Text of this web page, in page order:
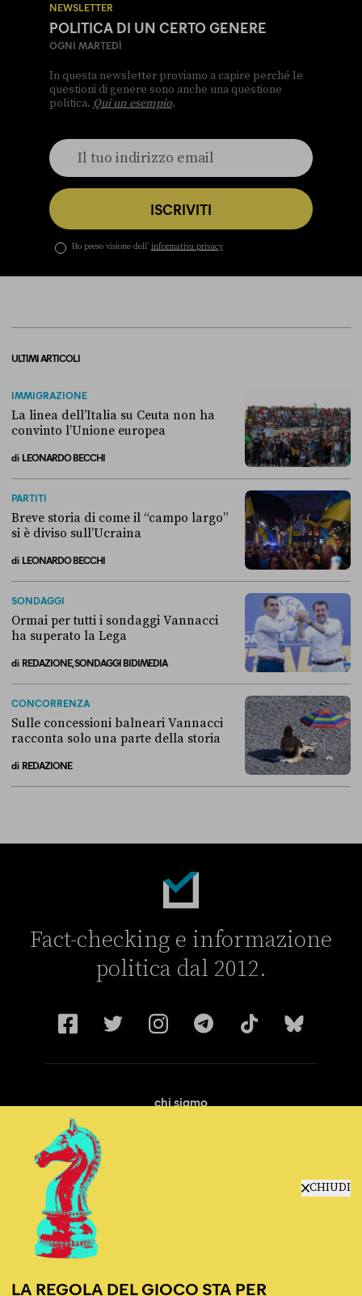
CHIUDI
LA REGOLA DEL GIOCO STA PER
NEWSLETTER
POLITICA DI UN CERTO GENERE
OGNI MARTEDÌ
In questa newsletter proviamo a capire perché le
questioni di genere sono anche una questione
politica. Qui un esempio.
ISCRIVITI
Ho preso visione dell’ informativa privacy
ULTIMI ARTICOLI
IMMIGRAZIONE
La linea dell’Italia su Ceuta non ha
convinto l’Unione europea
di LEONARDO BECCHI
PARTITI
Breve storia di come il “campo largo”
si è diviso sull’Ucraina
di LEONARDO BECCHI
SONDAGGI
Ormai per tutti i sondaggi Vannacci
ha superato la Lega
di REDAZIONE, SONDAGGI BIDIMEDIA
CONCORRENZA
Sulle concessioni balneari Vannacci
racconta solo una parte della storia
di REDAZIONE
Fact-checking e informazione
politica dal 2012.
chi siamo